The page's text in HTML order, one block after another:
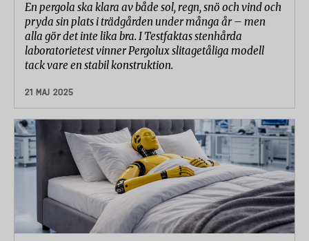
En pergola ska klara av både sol, regn, snö och vind och
pryda sin plats i trädgården under många år – men
alla gör det inte lika bra. I Testfaktas stenhårda
laboratorietest vinner Pergolux slitagetåliga modell
tack vare en stabil konstruktion.
21 MAJ 2025